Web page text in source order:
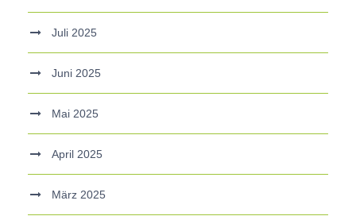
Juli 2025
Juni 2025
Mai 2025
April 2025
März 2025